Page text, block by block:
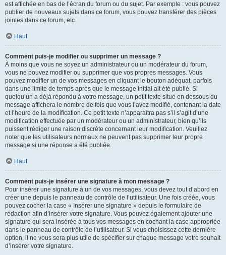
est affichée en bas de l’écran du forum ou du sujet. Par exemple : vous pouvez
publier de nouveaux sujets dans ce forum, vous pouvez transférer des pièces
jointes dans ce forum, etc.
Haut
Comment puis-je modifier ou supprimer un message ?
À moins que vous ne soyez un administrateur ou un modérateur du forum,
vous ne pouvez modifier ou supprimer que vos propres messages. Vous
pouvez modifier un de vos messages en cliquant le bouton adéquat, parfois
dans une limite de temps après que le message initial ait été publié. Si
quelqu’un a déjà répondu à votre message, un petit texte situé en dessous du
message affichera le nombre de fois que vous l’avez modifié, contenant la date
et l’heure de la modification. Ce petit texte n’apparaîtra pas s’il s’agit d’une
modification effectuée par un modérateur ou un administrateur, bien qu’ils
puissent rédiger une raison discrète concernant leur modification. Veuillez
noter que les utilisateurs normaux ne peuvent pas supprimer leur propre
message si une réponse a été publiée.
Haut
Comment puis-je insérer une signature à mon message ?
Pour insérer une signature à un de vos messages, vous devez tout d’abord en
créer une depuis le panneau de contrôle de l’utilisateur. Une fois créée, vous
pouvez cocher la case « Insérer une signature » depuis le formulaire de
rédaction afin d’insérer votre signature. Vous pouvez également ajouter une
signature qui sera insérée à tous vos messages en cochant la case appropriée
dans le panneau de contrôle de l’utilisateur. Si vous choisissez cette dernière
option, il ne vous sera plus utile de spécifier sur chaque message votre souhait
d’insérer votre signature.